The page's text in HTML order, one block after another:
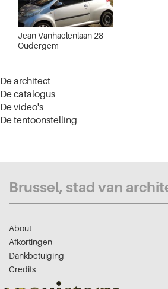
Jean Vanhaelenlaan 28
Oudergem
De architect
De catalogus
De video's
De tentoonstelling
Brussel, stad van
About
Afkortingen
Dankbetuiging
Credits